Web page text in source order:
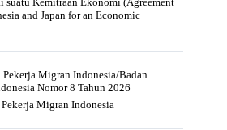
and Japan for an Economic
Migran Indonesia/Badan
Nomor 8 Tahun 2026
Migran Indonesia